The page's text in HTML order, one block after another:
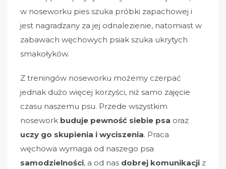
w noseworku pies szuka próbki zapachowej i
jest nagradzany za jej odnalezienie, natomiast w
zabawach węchowych psiak szuka ukrytych
smakołyków.
Z treningów noseworku możemy czerpać
jednak dużo więcej korzyści, niż samo zajęcie
czasu naszemu psu. Przede wszystkim
nosework buduje pewność siebie psa oraz
uczy go skupienia i wyciszenia. Praca
węchowa wymaga od naszego psa
samodzielności, a od nas dobrej komunikacji z